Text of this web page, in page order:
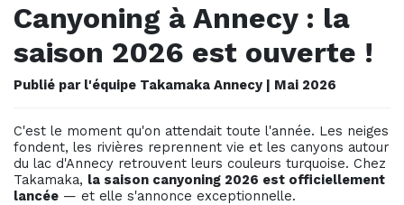
Canyoning à Annecy : la
saison 2026 est ouverte !
Publié par l'équipe Takamaka Annecy | Mai 2026
C'est le moment qu'on attendait toute l'année. Les neiges
fondent, les rivières reprennent vie et les canyons autour
du lac d'Annecy retrouvent leurs couleurs turquoise. Chez
Takamaka, la saison canyoning 2026 est officiellement
lancée — et elle s'annonce exceptionnelle.